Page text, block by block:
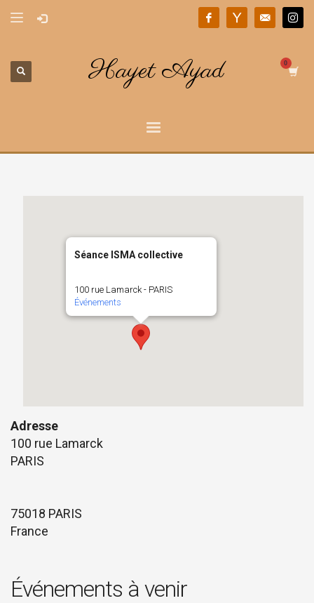
Hayet Ayad
Séance ISMA collective
100 rue Lamarck - PARIS
Événements
Adresse
100 rue Lamarck
PARIS
75018 PARIS
France
Événements à venir